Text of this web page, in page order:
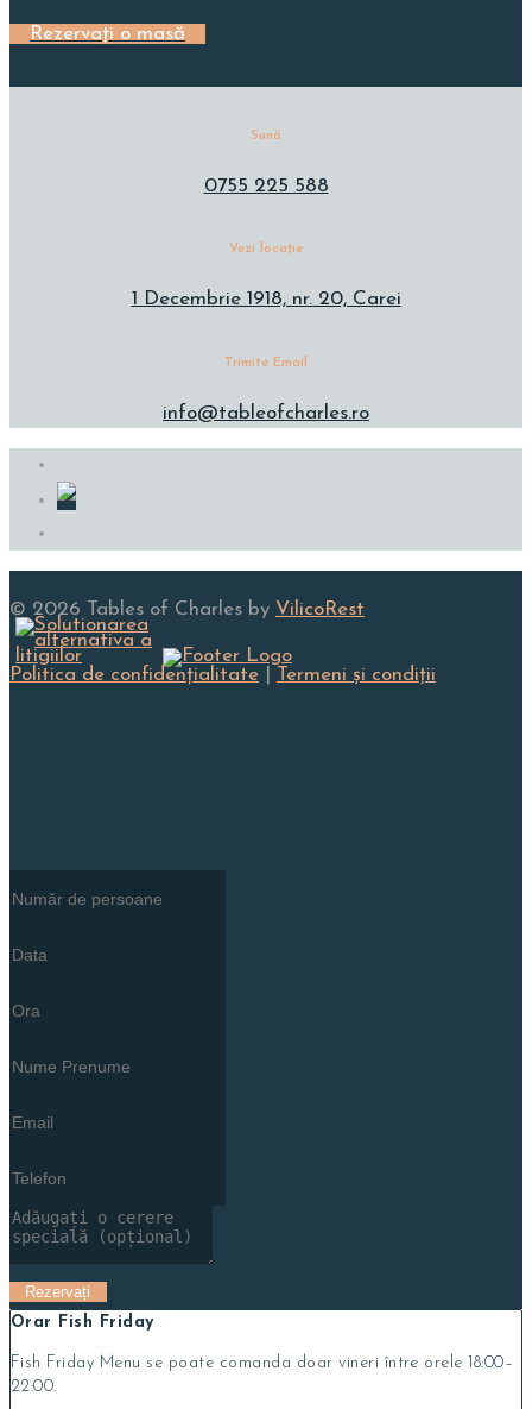
Rezervați o masă
Sună
0755 225 588
Vezi locație
1 Decembrie 1918, nr. 20, Carei
Trimite Email
info@tableofcharles.ro
© 2026 Tables of Charles by VilicoRest
Politica de confidenţialitate Termeni și condiţii
Orar Fish Friday
Fish Friday Menu se poate comanda doar vineri între orele 18:00–
22:00.